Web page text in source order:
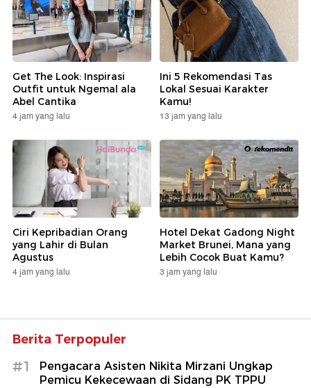
Get The Look: Inspirasi
Outfit untuk Ngemal ala
Abel Cantika
4 jam yang lalu
Ini 5 Rekomendasi Tas
Lokal Sesuai Karakter
Kamu!
13 jam yang lalu
Ciri Kepribadian Orang
yang Lahir di Bulan
Agustus
4 jam yang lalu
Hotel Dekat Gadong Night
Market Brunei, Mana yang
Lebih Cocok Buat Kamu?
3 jam yang lalu
Berita Terpopuler
#1
Pengacara Asisten Nikita Mirzani Ungkap
Pemicu Kekecewaan di Sidang PK TPPU